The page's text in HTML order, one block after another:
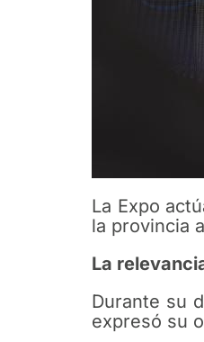
La Expo
la provincia
La
Durante su
expresó su